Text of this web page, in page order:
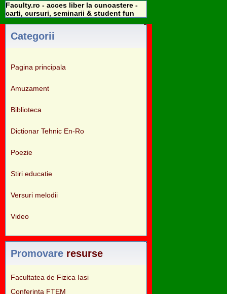
Faculty.ro - acces liber la cunoastere -
carti, cursuri, seminarii & student fun
Categorii
Pagina principala
Amuzament
Biblioteca
Dictionar Tehnic En-Ro
Poezie
Stiri educatie
Versuri melodii
Video
Promovare resurse
Facultatea de Fizica Iasi
Conferinta FTEM